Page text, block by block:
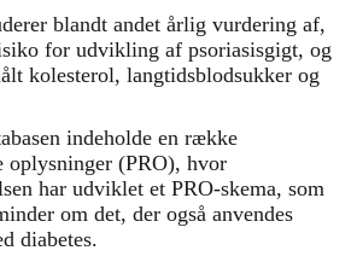
blandt andet årlig vurdering af,
for udvikling af psoriasisgigt, og
kolesterol, langtidsblodsukker og
indeholde en række
oplysninger (PRO), hvor
har udviklet et PRO-skema, som
om det, der også anvendes
diabetes.